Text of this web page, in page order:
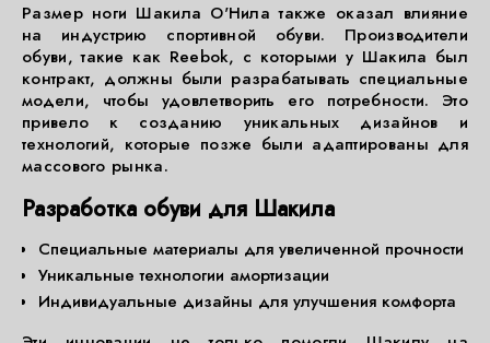
Размер ноги Шакила О'Нила также оказал влияние
на индустрию спортивной обуви. Производители
обуви, такие как Reebok, с которыми у Шакила был
контракт, должны были разрабатывать специальные
модели, чтобы удовлетворить его потребности. Это
привело к созданию уникальных дизайнов и
технологий, которые позже были адаптированы для
массового рынка.
Разработка обуви для Шакила
Специальные материалы для увеличенной прочности
Уникальные технологии амортизации
Индивидуальные дизайны для улучшения комфорта